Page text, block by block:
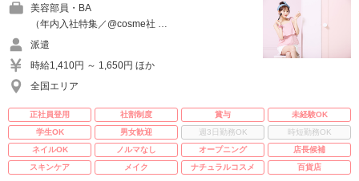
美容部員・BA
（年内入社特集／@cosme社 …
派遣
時給1,410円 ～ 1,650円 ほか
全国エリア
正社員登用 社割制度 賞与
未経験OK
学生OK
男女歓迎 週3日勤務OK
時短勤務OK
ネイルOK
ノルマなし オープニング
店長候補
スキンケア
メイク ナチュラルコスメ 百貨店